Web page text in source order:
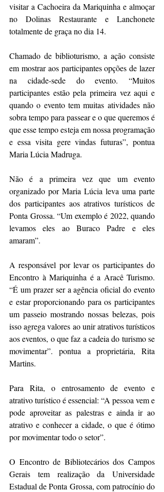
visitar a Cachoeira da Mariquinha e almoçar
no Dolinas Restaurante e Lanchonete
totalmente de graça no dia 14.
Chamado de biblioturismo, a ação consiste
em mostrar aos participantes opções de lazer
na cidade-sede do evento. “Muitos
participantes estão pela primeira vez aqui e
quando o evento tem muitas atividades não
sobra tempo para passear e o que queremos é
que esse tempo esteja em nossa programação
e essa visita gere vindas futuras”, pontua
Maria Lúcia Madruga.
Não é a primeira vez que um evento
organizado por Maria Lúcia leva uma parte
dos participantes aos atrativos turísticos de
Ponta Grossa. “Um exemplo é 2022, quando
levamos eles ao Buraco Padre e eles
amaram”.
A responsável por levar os participantes do
Encontro à Mariquinha é a Aracê Turismo.
“É um prazer ser a agência oficial do evento
e estar proporcionando para os participantes
um passeio mostrando nossas belezas, pois
isso agrega valores ao unir atrativos turísticos
aos eventos, o que faz a cadeia do turismo se
movimentar”. pontua a proprietária, Rita
Martins.
Para Rita, o entrosamento de evento e
atrativo turístico é essencial: “A pessoa vem e
pode aproveitar as palestras e ainda ir ao
atrativo e conhecer a cidade, o que é ótimo
por movimentar todo o setor”.
O Encontro de Bibliotecários dos Campos
Gerais tem realização da Universidade
Estadual de Ponta Grossa, com patrocínio do